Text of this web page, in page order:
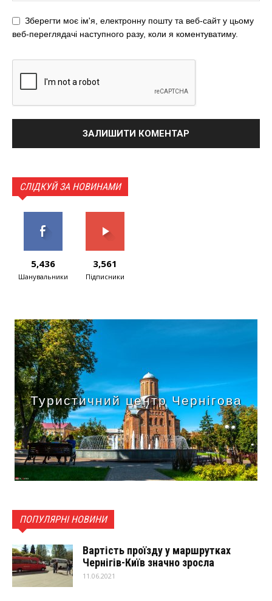
Зберегти моє ім'я, електронну пошту та веб-сайт у цьому
веб-переглядачі наступного разу, коли я коментуватиму.
СЛІДКУЙ ЗА НОВИНАМИ
5,436
Шанувальники
3,561
Підписники
Туристичний центр Чернігова
ПОПУЛЯРНІ НОВИНИ
Вартість проїзду у маршрутках
Чернігів-Київ значно зросла
11.06.2021